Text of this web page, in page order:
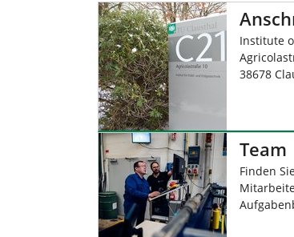
i
e
r
:
Institute
38678
Team
Finden